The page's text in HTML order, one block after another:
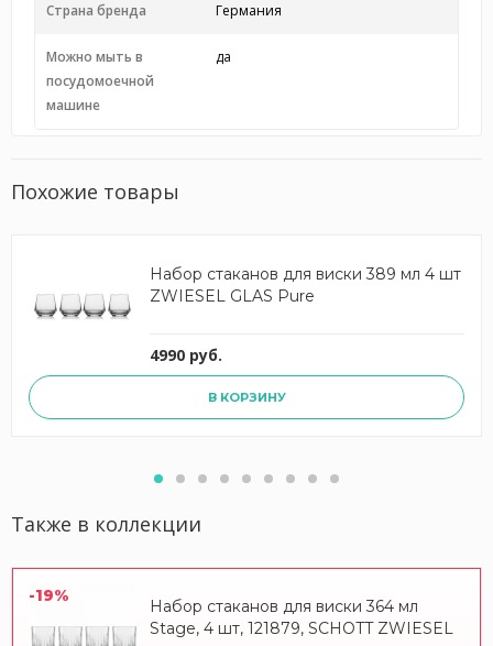
Страна бренда Германия
Можно мыть в
посудомоечной
машине
да
Похожие товары
Набор стаканов для виски 389 мл 4 шт
ZWIESEL GLAS Pure
4990 руб.
В КОРЗИНУ
Также в коллекции
-19%
Набор стаканов для виски 364 мл
Stage, 4 шт, 121879, SCHOTT ZWIESEL